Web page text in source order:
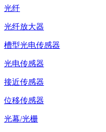
光纤
光纤放大器
槽型光电传感器
光电传感器
接近传感器
位移传感器
光幕/光栅